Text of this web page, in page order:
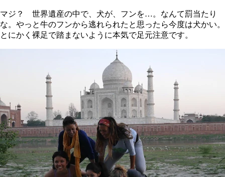
マジ？ 世界遺産の中で、犬が、フンを…。なんて罰当たり
な。やっと牛のフンから逃れられたと思ったら今度は犬かい。
とにかく裸足で踏まないように本気で足元注意です。